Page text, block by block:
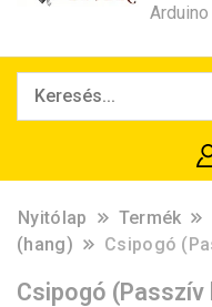
Nyitólap Termék
(hang)
Csipogó
Csipogó (Passzív